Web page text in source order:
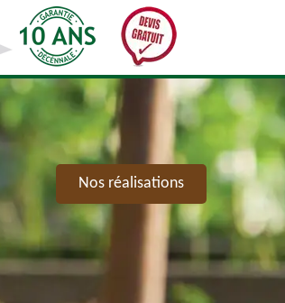
Nos réalisations